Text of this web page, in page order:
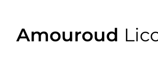
Amouroud